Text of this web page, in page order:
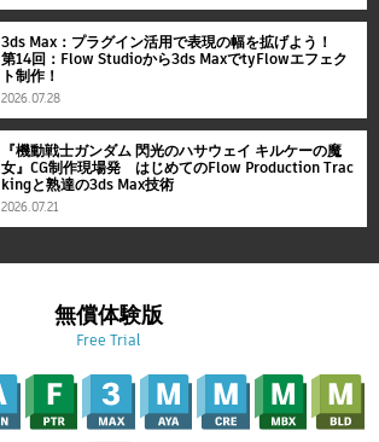
3ds Max：プラグイン活用で表現の幅を拡げよう！
第14回：Flow Studioから3ds MaxでtyFlowエフェク
ト制作！
2026.07.28
『機動戦士ガンダム 閃光のハサウェイ キルケーの魔
女』CG制作現場発 はじめてのFlow Production Trac
kingと熟達の3ds Max技術
2026.07.21
無償体験版
Free Trial